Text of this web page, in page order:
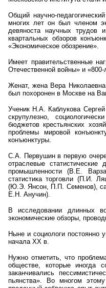
Общий научно-
многих лет он был членом
девяноста научных трудов
квартальных обзоров
«Экономическое обозрение».
Имеет правительственные
Отечественной войны» и
Женат, жена Вера
был похоронен в Москве на
Ученик Н.А. Каблукова
скрупулезно,
бюджетов крестьянских
проблемы мировой
конъюнктуры.
С.А. Первушин в первую
отраслевые статистические
промышленности (В.Е.
статистика торговли (П.И.
(Ю.Э. Янсон, П.П. Семенов),
Е.Н. Анучин).
В исследовании длинных
экономические обзоры,
Ныне и социологи постоянно
начала ХХ в.
Нужно отметить, что
обществе, которые иногда
заканчивались
пьянства». Во многом этому